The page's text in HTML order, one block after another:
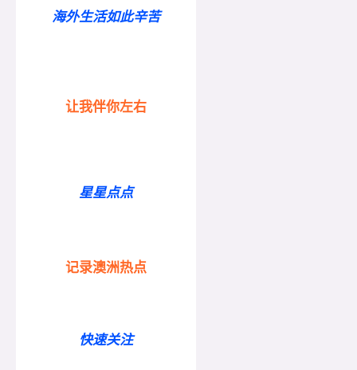
海外生活如此辛苦
让我伴你左右
星星点点
记录澳洲热点
快速关注